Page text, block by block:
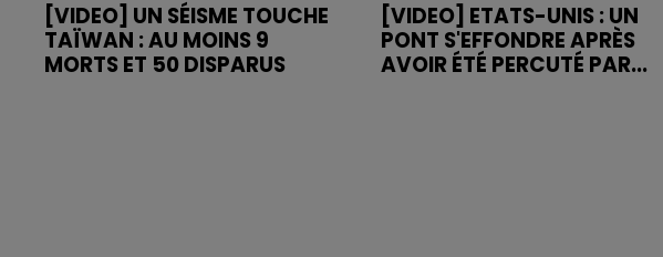
[VIDEO] UN SÉISME TOUCHE
TAÏWAN : AU MOINS 9
MORTS ET 50 DISPARUS
[VIDEO] ETATS-UNIS : UN
PONT S'EFFONDRE APRÈS
AVOIR ÉTÉ PERCUTÉ PAR...